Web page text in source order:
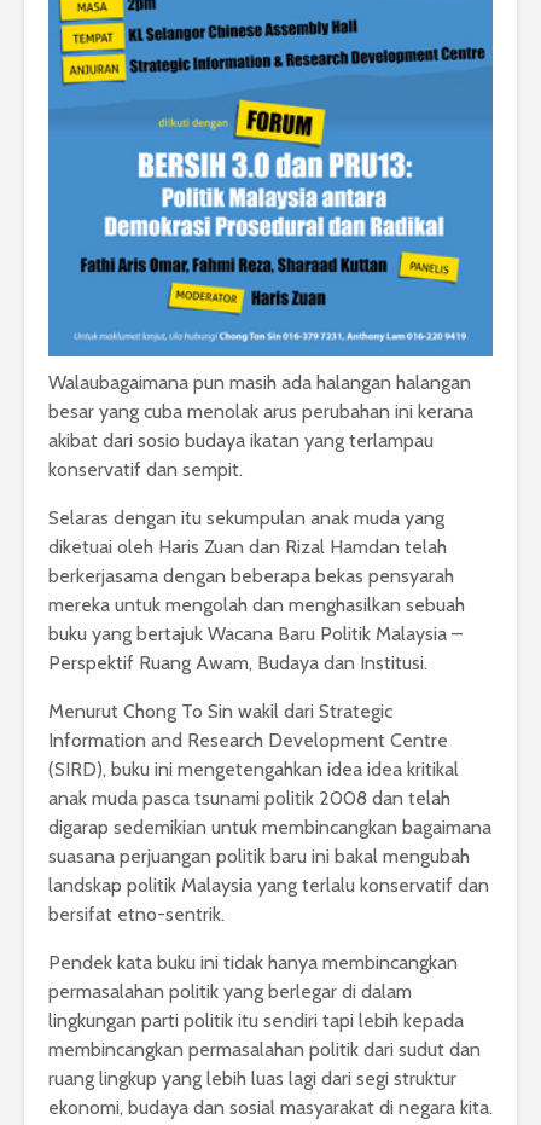
Walaubagaimana pun masih ada halangan halangan
besar yang cuba menolak arus perubahan ini kerana
akibat dari sosio budaya ikatan yang terlampau
konservatif dan sempit.
Selaras dengan itu sekumpulan anak muda yang
diketuai oleh Haris Zuan dan Rizal Hamdan telah
berkerjasama dengan beberapa bekas pensyarah
mereka untuk mengolah dan menghasilkan sebuah
buku yang bertajuk Wacana Baru Politik Malaysia –
Perspektif Ruang Awam, Budaya dan Institusi.
Menurut Chong To Sin wakil dari Strategic
Information and Research Development Centre
(SIRD), buku ini mengetengahkan idea idea kritikal
anak muda pasca tsunami politik 2008 dan telah
digarap sedemikian untuk membincangkan bagaimana
suasana perjuangan politik baru ini bakal mengubah
landskap politik Malaysia yang terlalu konservatif dan
bersifat etno-sentrik.
Pendek kata buku ini tidak hanya membincangkan
permasalahan politik yang berlegar di dalam
lingkungan parti politik itu sendiri tapi lebih kepada
membincangkan permasalahan politik dari sudut dan
ruang lingkup yang lebih luas lagi dari segi struktur
ekonomi, budaya dan sosial masyarakat di negara kita.